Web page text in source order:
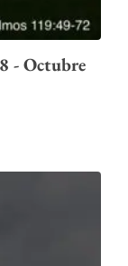
- Octubre